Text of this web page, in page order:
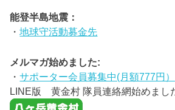
能登半島地震：
・地球守活動募金先
メルマガ始めました:
・サポーター会員募集中(月額777円）
LINE版 黄金村 隊員連絡網始めまし